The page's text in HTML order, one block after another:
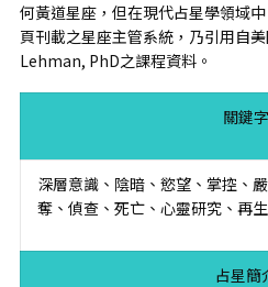
何黃道星座，但在現代占星學領域
頁刊載之星座主管系統，乃引用自
Lehman, PhD之課程資料。
關鍵字
深層意識、陰暗、慾望、掌控、
奪、偵查、死亡、心靈研究、再
占星簡